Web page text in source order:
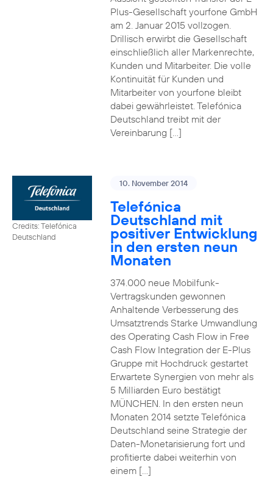
Plus-Gesellschaft yourfone GmbH
am 2. Januar 2015 vollzogen.
Drillisch erwirbt die Gesellschaft
einschließlich aller Markenrechte,
Kunden und Mitarbeiter. Die volle
Kontinuität für Kunden und
Mitarbeiter von yourfone bleibt
dabei gewährleistet. Telefónica
Deutschland treibt mit der
Vereinbarung […]
Credits: Telefónica
Deutschland
10. November 2014
Telefónica
Deutschland mit
positiver Entwicklung
in den ersten neun
Monaten
374.000 neue Mobilfunk-
Vertragskunden gewonnen
Anhaltende Verbesserung des
Umsatztrends Starke Umwandlung
des Operating Cash Flow in Free
Cash Flow Integration der E-Plus
Gruppe mit Hochdruck gestartet
Erwartete Synergien von mehr als
5 Milliarden Euro bestätigt
MÜNCHEN. In den ersten neun
Monaten 2014 setzte Telefónica
Deutschland seine Strategie der
Daten-Monetarisierung fort und
profitierte dabei weiterhin von
einem […]